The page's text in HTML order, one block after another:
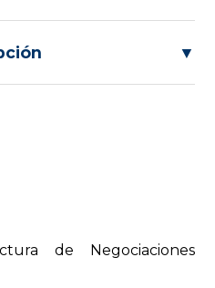
▼
de Negociaciones